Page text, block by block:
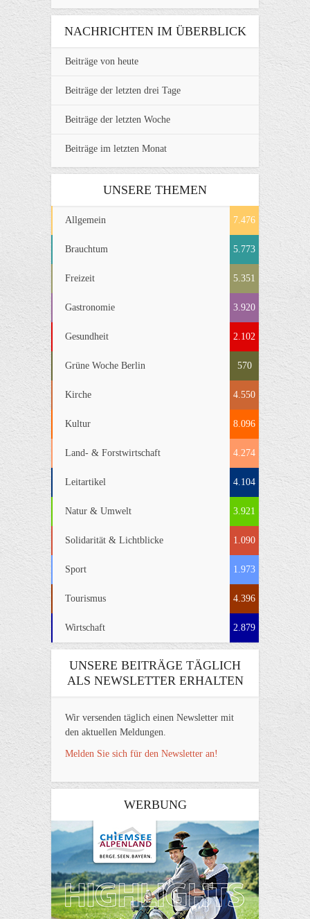
NACHRICHTEN IM ÜBERBLICK
Beiträge von heute
Beiträge der letzten drei Tage
Beiträge der letzten Woche
Beiträge im letzten Monat
UNSERE THEMEN
Allgemein 7.476
Brauchtum 5.773
Freizeit 5.351
Gastronomie 3.920
Gesundheit 2.102
Grüne Woche Berlin 570
Kirche 4.550
Kultur 8.096
Land- & Forstwirtschaft 4.274
Leitartikel 4.104
Natur & Umwelt 3.921
Solidarität & Lichtblicke 1.090
Sport 1.973
Tourismus 4.396
Wirtschaft 2.879
UNSERE BEITRÄGE TÄGLICH
ALS NEWSLETTER ERHALTEN
Wir versenden täglich einen Newsletter mit
den aktuellen Meldungen.
Melden Sie sich für den Newsletter an!
WERBUNG